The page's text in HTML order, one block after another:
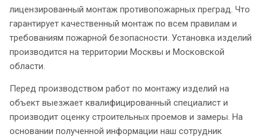
лицензированный монтаж противопожарных преград. Что
гарантирует качественный монтаж по всем правилам и
требованиям пожарной безопасности. Установка изделий
производится на территории Москвы и Московской
области.
Перед производством работ по монтажу изделий на
объект выезжает квалифицированный специалист и
производит оценку строительных проемов и замеры. На
основании полученной информации наш сотрудник